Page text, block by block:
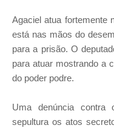
Agaciel atua fortemente
está nas mãos do
para a prisão. O
para atuar mostrando a
do poder podre.
Uma denúncia
sepultura os atos